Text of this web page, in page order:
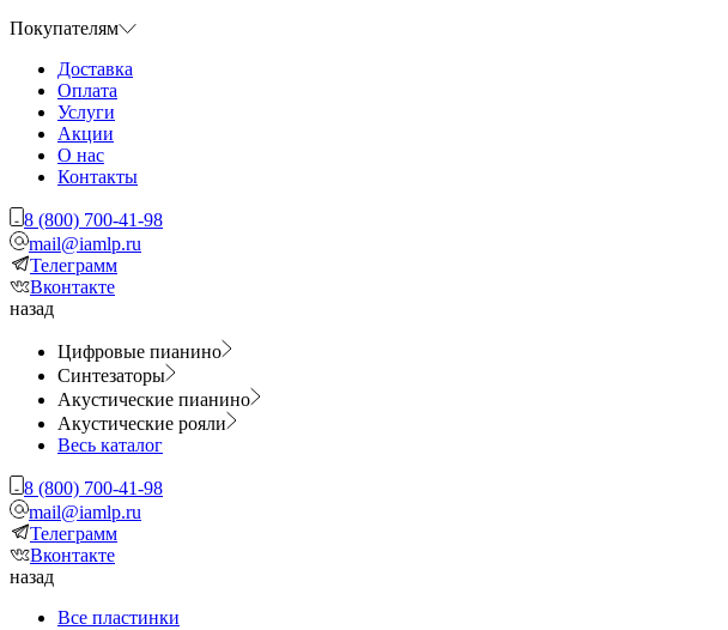
Покупателям
Доставка
Оплата
Услуги
Акции
О нас
Контакты
8 (800) 700-41-98
mail@iamlp.ru
Телеграмм
Вконтакте
назад
Цифровые пианино
Синтезаторы
Акустические пианино
Акустические рояли
Весь каталог
8 (800) 700-41-98
mail@iamlp.ru
Телеграмм
Вконтакте
назад
Все пластинки